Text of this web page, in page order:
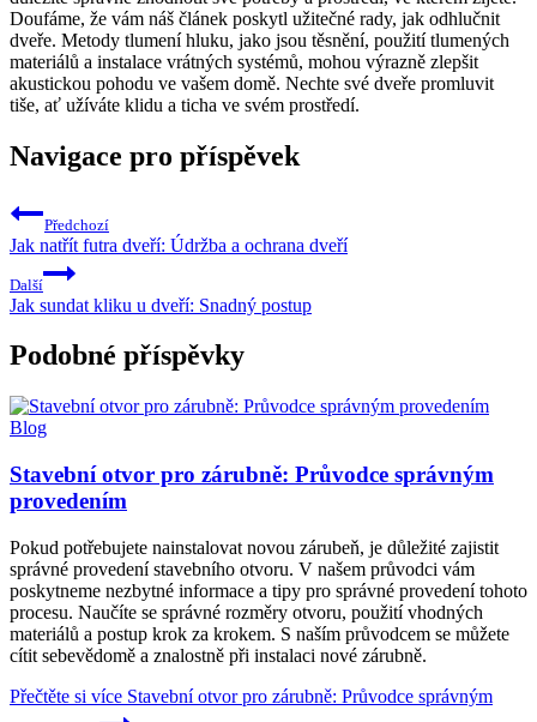
‌Doufáme, že vám náš článek poskytl užitečné rady, jak odhlučnit
‍dveře. Metody tlumení ‍hluku,‌ jako jsou⁢ těsnění, použití tlumených
materiálů‌ a instalace vrátných systémů, mohou​ výrazně zlepšit
akustickou⁤ pohodu ⁤ve⁢ vašem domě. Nechte své‍ dveře promluvit
tiše, ať užíváte klidu a ⁣ticha ve svém⁢ prostředí.
Navigace pro příspěvek
Předchozí
Jak natřít futra dveří: Údržba a ochrana dveří
Další
Jak sundat kliku u dveří: Snadný postup
Podobné příspěvky
Blog
Stavební otvor pro zárubně: Průvodce správným
provedením
Pokud potřebujete nainstalovat novou zárubeň, je důležité zajistit
správné provedení stavebního otvoru. V našem průvodci vám
poskytneme nezbytné informace a tipy pro správné provedení tohoto
procesu. Naučíte se správné rozměry otvoru, použití vhodných
materiálů a postup krok za krokem. S naším průvodcem se můžete
cítit sebevědomě a znalostně při instalaci nové zárubně.
Přečtěte si více Stavební otvor pro zárubně: Průvodce správným